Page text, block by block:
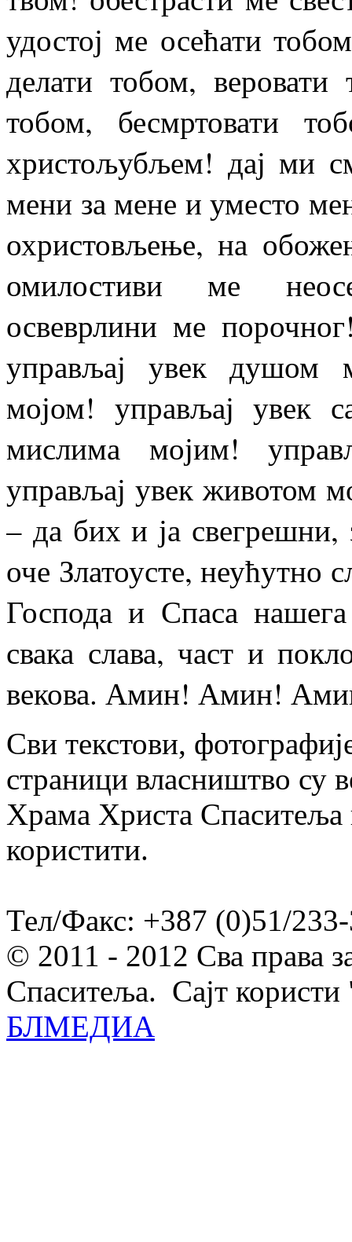
удостој ме осећати
делати тобом,
тобом, бесмртовати
христољубљем! дај ми
мени за мене и уместо
охристовљење, на
омилостиви ме
освеврлини ме
управљај увек душом
мојом! управљај увек
мислима мојим!
управљај увек животом
– да бих и ја
оче Златоусте, неућутно
Господа и Спаса
свака слава, част и
векова. Амин! Амин!
Сви текстови,
страници власништво су
Храма Христа Спаситеља
користити.
Тел/Факс: +387 (0)51/
© 2011 - 2012 Сва права
Спаситеља. Сајт
БЛМЕДИА